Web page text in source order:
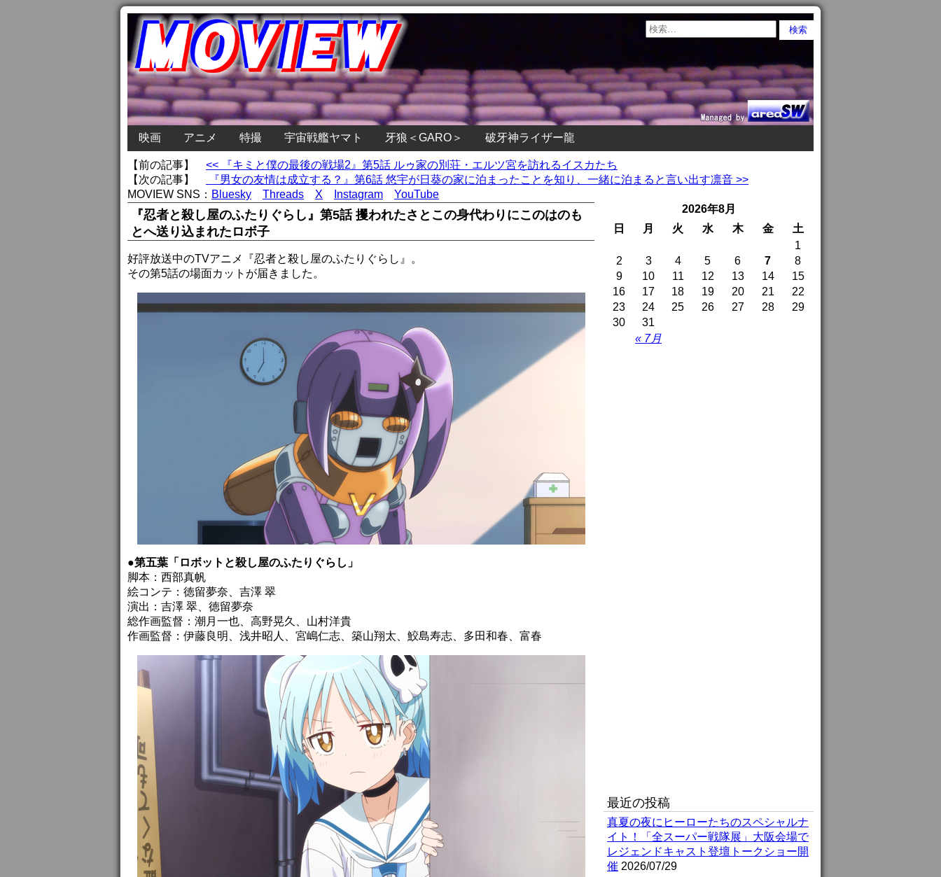
映画 アニメ 特撮 宇宙戦艦ヤマト 牙狼＜GARO＞ 破牙神ライザー龍
【前の記事】 << 『キミと僕の最後の戦場2』第5話 ルゥ家の別荘・エルツ宮を訪れるイスカたち
【次の記事】
『男女の友情は成立する？』第6話 悠宇が日葵の家に泊まったことを知り、一緒に泊まると言い出す凛音 >>
MOVIEW SNS： Bluesky Threads X Instagram YouTube
『忍者と殺し屋のふたりぐらし』第5話 攫われたさとこの身代わりにこのはのも
とへ送り込まれたロボ子
好評放送中のTVアニメ『忍者と殺し屋のふたりぐらし』。
その第5話の場面カットが届きました。
●第五葉「ロボットと殺し屋のふたりぐらし」
脚本：西部真帆
絵コンテ：徳留夢奈、吉澤 翠
演出：吉澤 翠、徳留夢奈
総作画監督：潮月一也、高野晃久、山村洋貴
作画監督：伊藤良明、浅井昭人、宮嶋仁志、築山翔太、鮫島寿志、多田和春、富春
2026年8月
日
月 火 水 木 金 土
« 7月
1
2
3 4 5 6 7
8
9
10 11 12 13 14
15
16
17 18 19 20 21
22
23
24 25 26 27 28
29
30
31
最近の投稿
真夏の夜にヒーローたちのスペシャルナ
イト！「全スーパー戦隊展」大阪会場で
レジェンドキャスト登壇トークショー開
催 2026/07/29